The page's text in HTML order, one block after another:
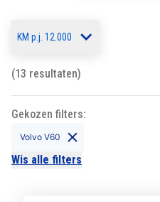
KM p.j. 12.000
(13 resultaten)
Gekozen filters:
Volvo V60
Wis alle filters